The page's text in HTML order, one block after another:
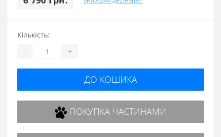
Кількість:
- +
ДО КОШИКА
ПОКУПКА ЧАСТИНАМИ